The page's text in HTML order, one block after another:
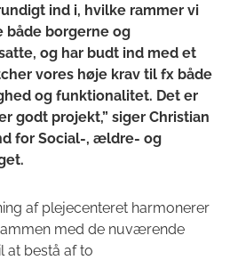
ind i, hvilke rammer vi
både borgerne og
og har budt ind med et
vores høje krav til fx både
og funktionalitet. Det er
godt projekt,” siger Christian
for Social-, ældre- og
af plejecenteret harmonerer
med de nuværende
at bestå af to